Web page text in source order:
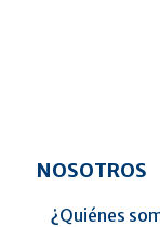
NOSOTROS
¿Quiénes